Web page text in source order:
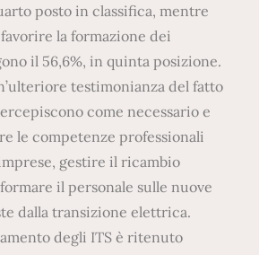
posto in classifica, mentre
la formazione dei
il 56,6%, in quinta posizione.
testimonianza del fatto
come necessario e
le competenze professionali
gestire il ricambio
il personale sulle nuove
dalla transizione elettrica.
degli ITS è ritenuto